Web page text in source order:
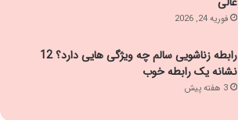
فوریه 24, 2026
رابطه زناشویی سالم چه ویژگی هایی دارد؟ 12
نشانه یک رابطه خوب
3 هفته پیش